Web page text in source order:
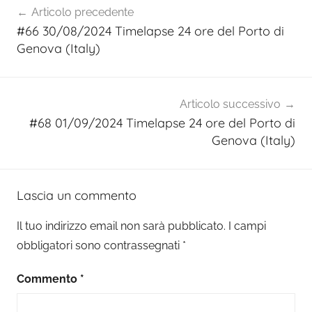
articoli
Articolo precedente
#66 30/08/2024 Timelapse 24 ore del Porto di
Genova (Italy)
Articolo successivo
#68 01/09/2024 Timelapse 24 ore del Porto di
Genova (Italy)
Lascia un commento
Il tuo indirizzo email non sarà pubblicato. I campi
obbligatori sono contrassegnati *
Commento *